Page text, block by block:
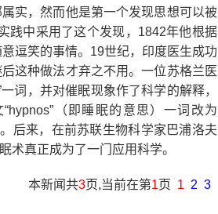
实，然而他是第一个发现思想可以被
践中采用了这个发现，1842年他根据
逗笑的事情。19世纪，印度医生成功
这种做法才弃之不用。一位苏格兰医
词，并对催眠现象作了科学的解释，
（即睡眠的意思）一词改为
后来，在前苏联生物科学家巴浦洛夫
术真正成为了一门应用科学。
本新闻共3页,当前在第1页 1 2 3